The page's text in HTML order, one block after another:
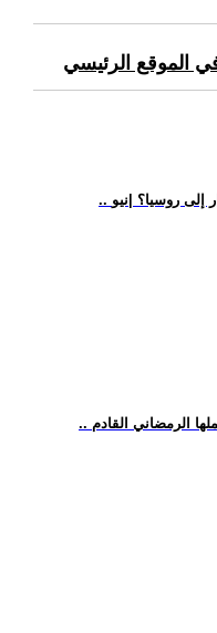
الموقع الرئيسي
إلى روسيا؟ |نيو